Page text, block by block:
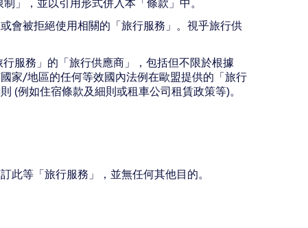
」，並以引用形式併入本「條款」中。
會被拒絕使用相關的「旅行服務」。視乎旅行供
服務」的「旅行供應商」，包括但不限於根據
家/地區的任何等效國內法例在歐盟提供的「旅行
(例如住宿條款及細則或租車公司租賃政策等)。
等「旅行服務」，並無任何其他目的。